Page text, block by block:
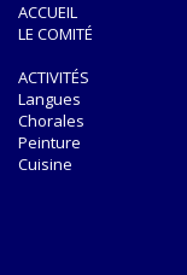
ACCUEIL
LE COMITÉ
ACTIVITÉS
Langues
Chorales
Peinture
Cuisine